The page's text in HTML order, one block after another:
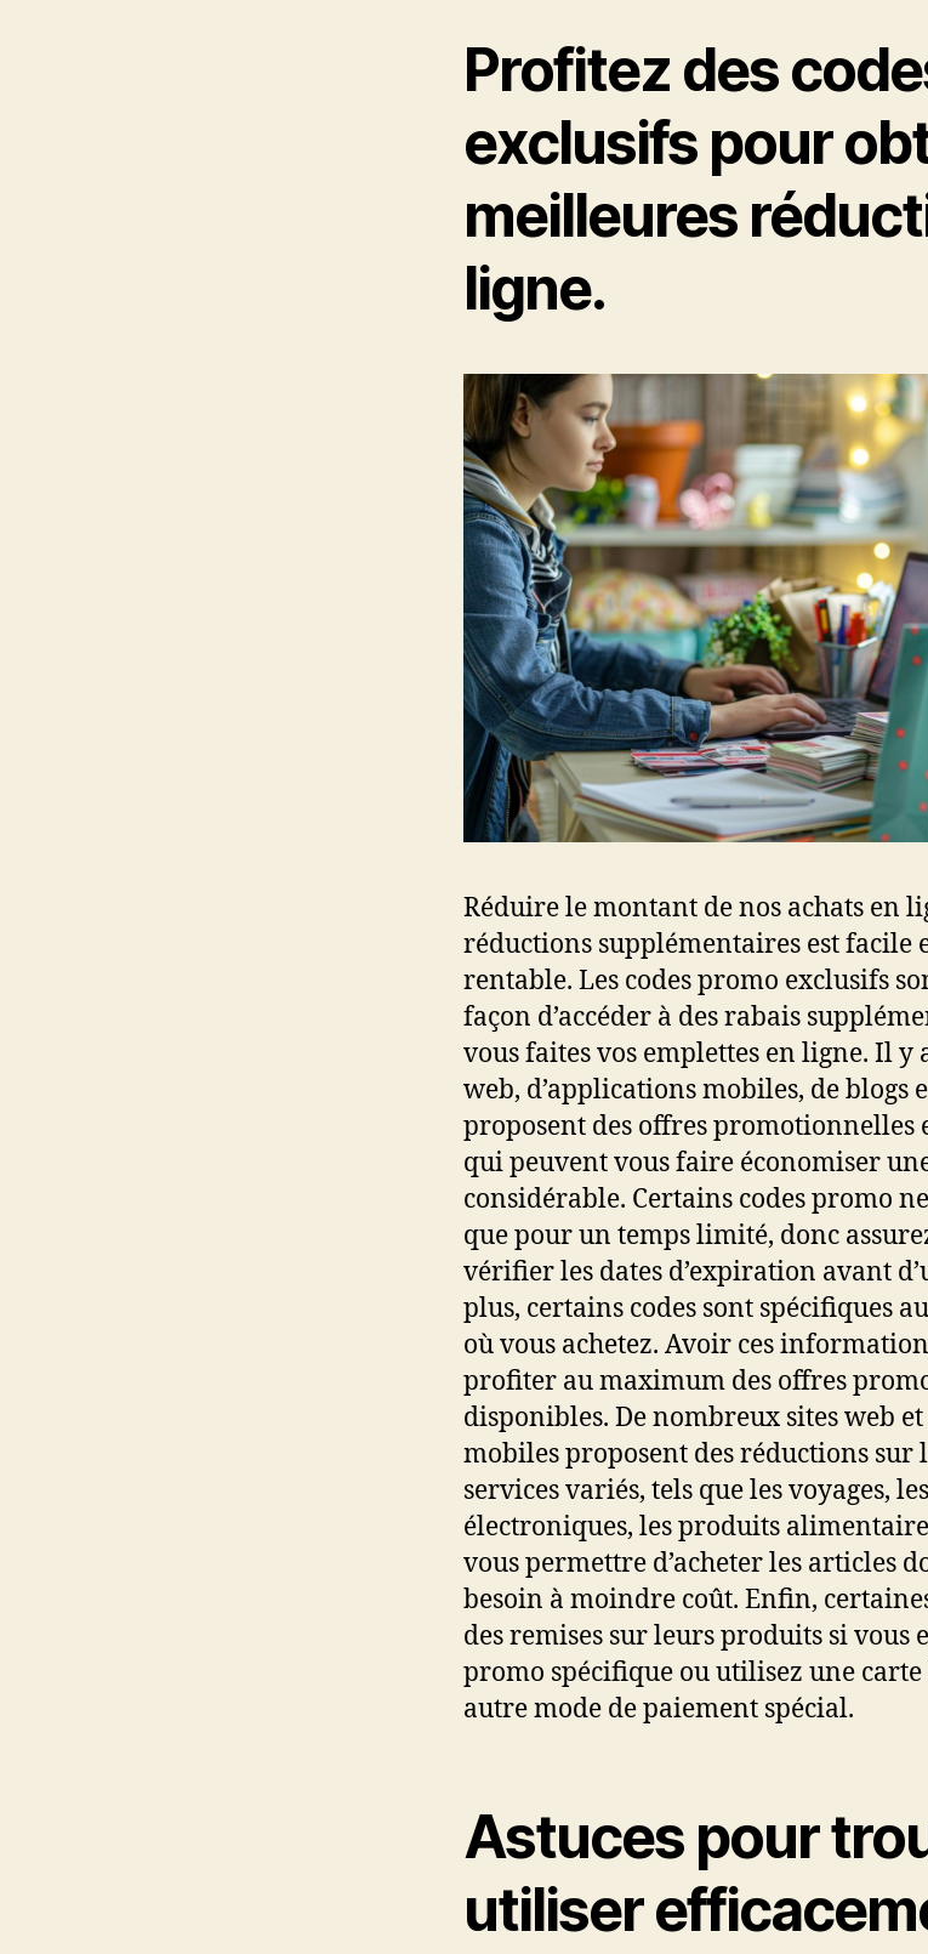
Profitez des
exclusifs pour
meilleures
ligne.
Réduire le montant de nos achats en
réductions supplémentaires est facile
rentable. Les codes promo exclusifs
façon d’accéder à des rabais
vous faites vos emplettes en ligne. Il y
web, d’applications mobiles, de blogs
proposent des offres promotionnelles
qui peuvent vous faire économiser
considérable. Certains codes promo
que pour un temps limité, donc
vérifier les dates d’expiration avant
plus, certains codes sont spécifiques
où vous achetez. Avoir ces
profiter au maximum des offres
disponibles. De nombreux sites web
mobiles proposent des réductions sur
services variés, tels que les voyages,
électroniques, les produits
vous permettre d’acheter les articles
besoin à moindre coût. Enfin,
des remises sur leurs produits si vous
promo spécifique ou utilisez une
autre mode de paiement spécial.
Astuces pour
utiliser